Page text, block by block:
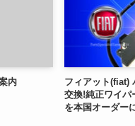
内
フィアット(fiat)
交換!純正ワイパ
を本国オーダー